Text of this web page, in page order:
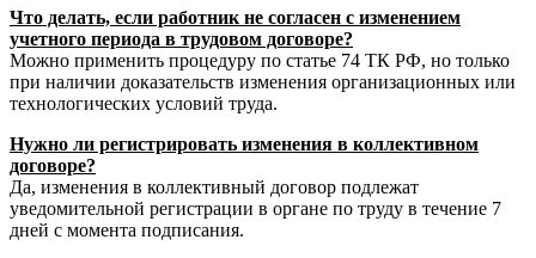
Что делать, если работник не согласен с изменением
учетного периода в трудовом договоре?
Можно применить процедуру по статье 74 ТК РФ, но только
при наличии доказательств изменения организационных или
технологических условий труда.
Нужно ли регистрировать изменения в коллективном
договоре?
Да, изменения в коллективный договор подлежат
уведомительной регистрации в органе по труду в течение 7
дней с момента подписания.